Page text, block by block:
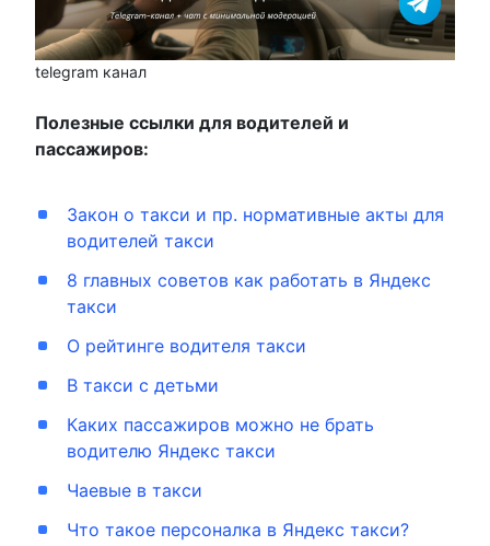
telegram канал
Полезные ссылки для водителей и
пассажиров:
Закон о такси и пр. нормативные акты для
водителей такси
8 главных советов как работать в Яндекс
такси
О рейтинге водителя такси
В такси с детьми
Каких пассажиров можно не брать
водителю Яндекс такси
Чаевые в такси
Что такое персоналка в Яндекс такси?